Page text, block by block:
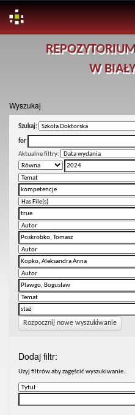
W
Wyszukaj
Szukaj:
for
Aktualne filtry:
Rozpocznij nowe wyszukiwanie
Dodaj filtr:
Uzyj filtrów aby zagęścić wyszukiwanie.